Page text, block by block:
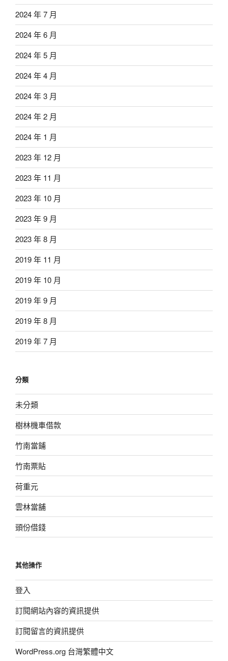
2024 年 7 月
2024 年 6 月
2024 年 5 月
2024 年 4 月
2024 年 3 月
2024 年 2 月
2024 年 1 月
2023 年 12 月
2023 年 11 月
2023 年 10 月
2023 年 9 月
2023 年 8 月
2019 年 11 月
2019 年 10 月
2019 年 9 月
2019 年 8 月
2019 年 7 月
分類
未分類
樹林機車借款
竹南當鋪
竹南票貼
荷重元
雲林當舖
頭份借錢
其他操作
登入
訂閱網站內容的資訊提供
訂閱留言的資訊提供
WordPress.org 台灣繁體中文